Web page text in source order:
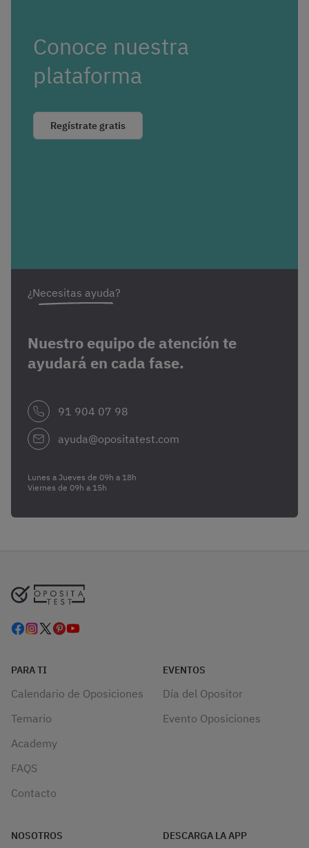
Conoce nuestra
plataforma
Regístrate gratis
¿Necesitas ayuda?
Nuestro equipo de atención te
ayudará en cada fase.
91 904 07 98
ayuda@opositatest.com
Lunes a Jueves de 09h a 18h
Viernes de 09h a 15h